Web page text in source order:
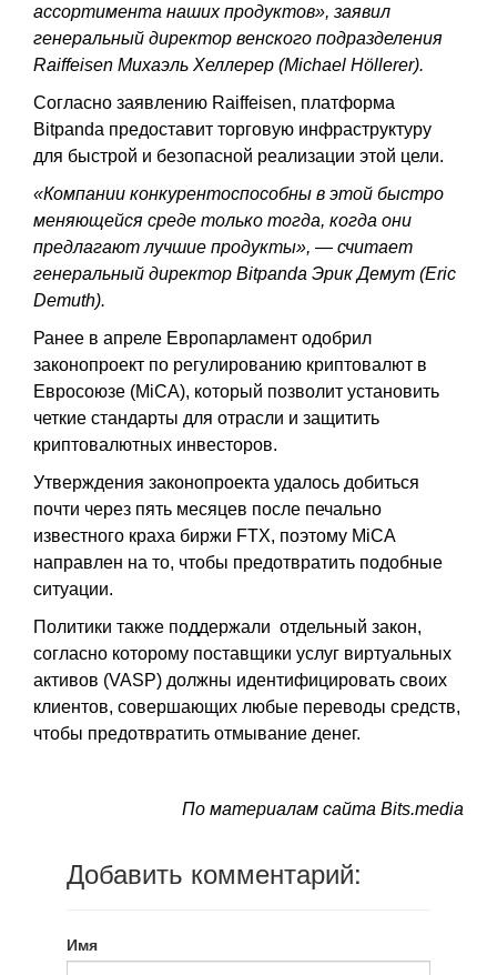
ассортимента наших продуктов», заявил
генеральный директор венского подразделения
Raiffeisen Михаэль Хеллерер (Michael Höllerer).
Согласно заявлению Raiffeisen, платформа
Bitpanda предоставит торговую инфраструктуру
для быстрой и безопасной реализации этой цели.
«Компании конкурентоспособны в этой быстро
меняющейся среде только тогда, когда они
предлагают лучшие продукты», — считает
генеральный директор Bitpanda Эрик Демут (Eric
Demuth).
Ранее в апреле Европарламент одобрил
законопроект по регулированию криптовалют в
Евросоюзе (MiCA), который позволит установить
четкие стандарты для отрасли и защитить
криптовалютных инвесторов.
Утверждения законопроекта удалось добиться
почти через пять месяцев после печально
известного краха биржи FTX, поэтому MiCA
направлен на то, чтобы предотвратить подобные
ситуации.
Политики также поддержали отдельный закон,
согласно которому поставщики услуг виртуальных
активов (VASP) должны идентифицировать своих
клиентов, совершающих любые переводы средств,
чтобы предотвратить отмывание денег.
По материалам сайта Bits.media
Добавить комментарий:
Имя